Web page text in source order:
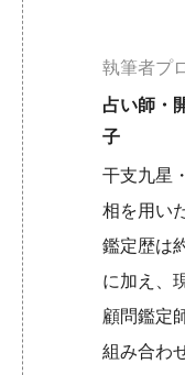
執筆者プ
占い師・
子
干支九星
相を用い
鑑定歴は
に加え、
顧問鑑定
組み合わ